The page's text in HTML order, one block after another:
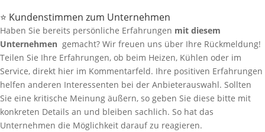
⭐ Kundenstimmen zum Unternehmen
Haben Sie bereits persönliche Erfahrungen mit diesem
Unternehmen gemacht? Wir freuen uns über Ihre Rückmeldung!
Teilen Sie Ihre Erfahrungen, ob beim Heizen, Kühlen oder im
Service, direkt hier im Kommentarfeld. Ihre positiven Erfahrungen
helfen anderen Interessenten bei der Anbieterauswahl. Sollten
Sie eine kritische Meinung äußern, so geben Sie diese bitte mit
konkreten Details an und bleiben sachlich. So hat das
Unternehmen die Möglichkeit darauf zu reagieren.